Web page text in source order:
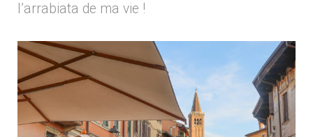
l’arrabiata de ma vie !